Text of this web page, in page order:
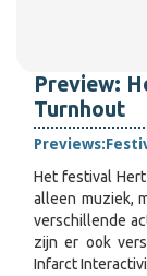
Preview:
Turnhout
Previews:
Het festival
alleen muziek,
verschillende
zijn er ook
Infarct